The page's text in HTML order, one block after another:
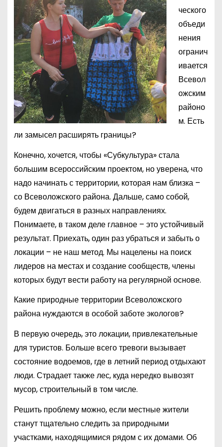
ческого
объеди
нения
огранич
ивается
Всевол
ожским
районо
м. Есть
ли замысел расширять границы?
Конечно, хочется, чтобы «Субкультура» стала
большим всероссийским проектом, но уверена, что
надо начинать с территории, которая нам близка –
со Всеволожского района. Дальше, само собой,
будем двигаться в разных направлениях.
Понимаете, в таком деле главное – это устойчивый
результат. Приехать, один раз убраться и забыть о
локации – не наш метод. Мы нацелены на поиск
лидеров на местах и создание сообществ, члены
которых будут вести работу на регулярной основе.
Какие природные территории Всеволожского
района нуждаются в особой заботе экологов?
В первую очередь, это локации, привлекательные
для туристов. Больше всего тревоги вызывает
состояние водоемов, где в летний период отдыхают
люди. Страдает также лес, куда нередко вывозят
мусор, строительный в том числе.
Решить проблему можно, если местные жители
станут тщательно следить за природными
участками, находящимися рядом с их домами. Об